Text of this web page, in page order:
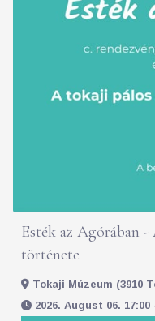
Esték az Agórában
története
Tokaji Múzeum (3910
2026. August 06. 17:00